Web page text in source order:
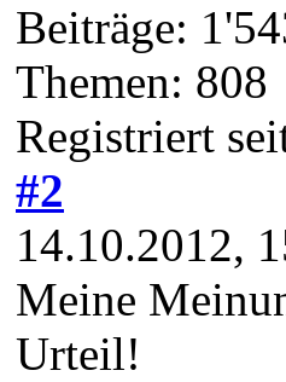
Beiträge:
Themen: 808
Registriert
#2
14.10.2012,
Meine
Urteil!